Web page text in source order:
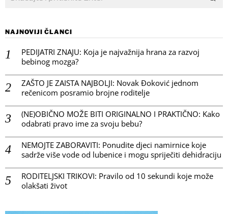
NAJNOVIJI ČLANCI
PEDIJATRI ZNAJU: Koja je najvažnija hrana za razvoj
bebinog mozga?
ZAŠTO JE ZAISTA NAJBOLJI: Novak Đoković jednom
rečenicom posramio brojne roditelje
(NE)OBIČNO MOŽE BITI ORIGINALNO I PRAKTIČNO: Kako
odabrati pravo ime za svoju bebu?
NEMOJTE ZABORAVITI: Ponudite djeci namirnice koje
sadrže više vode od lubenice i mogu spriječiti dehidraciju
RODITELJSKI TRIKOVI: Pravilo od 10 sekundi koje može
olakšati život